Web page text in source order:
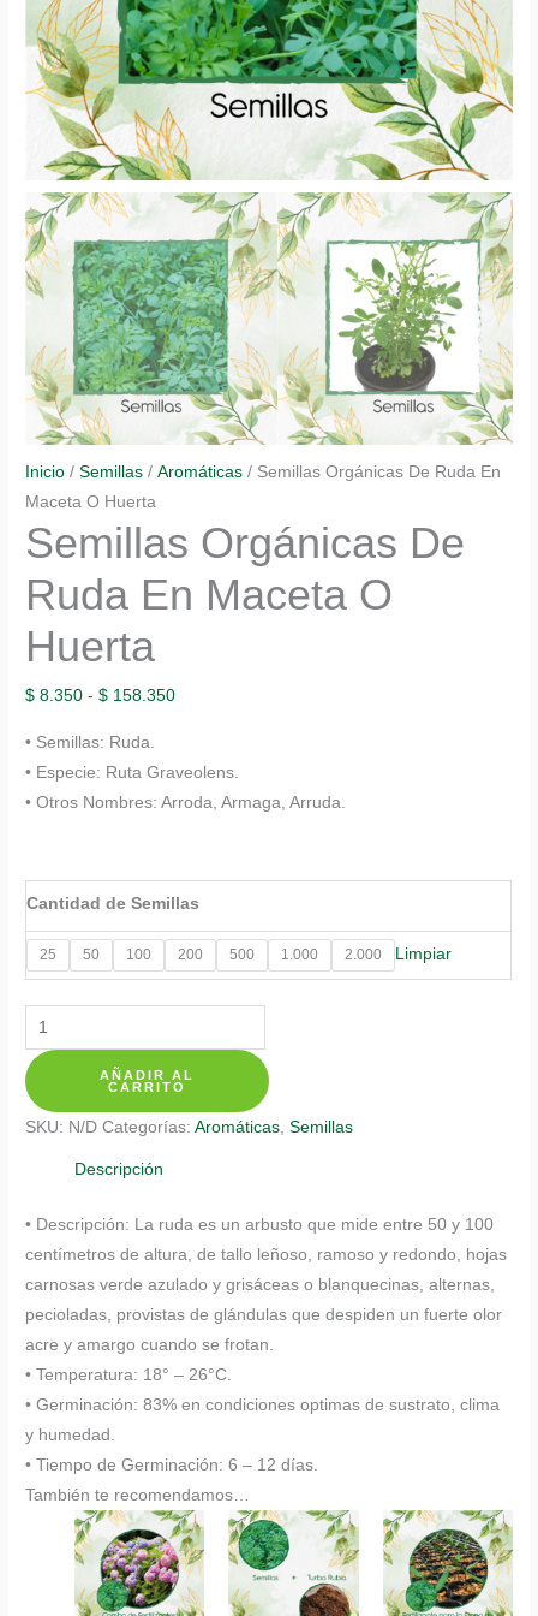
Inicio /Semillas /Aromáticas / Semillas Orgánicas De Ruda En
Maceta O Huerta
Semillas Orgánicas De
Ruda En Maceta O
Huerta
$ 8.350 - $ 158.350Rango
$ 8.350
• Semillas: Ruda.
• Especie: Ruta Graveolens.
• Otros Nombres: Arroda, Armaga, Arruda.
Cantidad de Semillas
25 50 100 200 500 1.000 2.000 Limpiar
Semillas
Orgánicas
De
Ruda
Maceta
Huerta
cantidad
AÑADIR AL
CARRITO
SKU: N/D Categorías:Aromáticas,Semillas
Descripción
• Descripción: La ruda es un arbusto que mide entre 50 y 100
centímetros de altura, de tallo leñoso, ramoso y redondo, hojas
carnosas verde azulado y grisáceas o blanquecinas, alternas,
pecioladas, provistas de glándulas que despiden un fuerte olor
acre y amargo cuando se frotan.
• Temperatura: 18° – 26°C.
• Germinación: 83% en condiciones optimas de sustrato, clima
y humedad.
• Tiempo de Germinación: 6 – 12 días.
También te recomendamos…